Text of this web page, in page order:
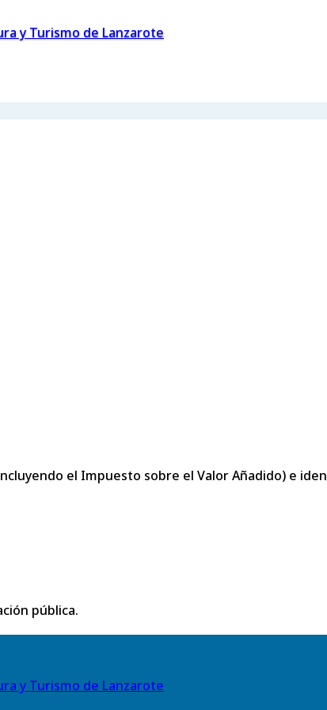
y Turismo de Lanzarote
el Impuesto sobre el Valor Añadido) e
pública.
y Turismo de Lanzarote